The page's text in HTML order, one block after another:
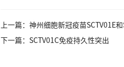
上一篇：神州细胞新冠疫苗SCTV01E
下一篇：SCTV01C免疫持久性突出